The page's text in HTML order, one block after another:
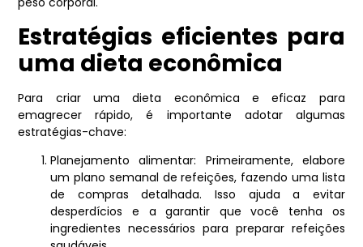
Estratégias eficientes para
uma dieta econômica
Para criar uma dieta econômica e eficaz para
emagrecer rápido, é importante adotar algumas
estratégias-chave:
Planejamento alimentar: Primeiramente, elabore
um plano semanal de refeições, fazendo uma lista
de compras detalhada. Isso ajuda a evitar
desperdícios e a garantir que você tenha os
ingredientes necessários para preparar refeições